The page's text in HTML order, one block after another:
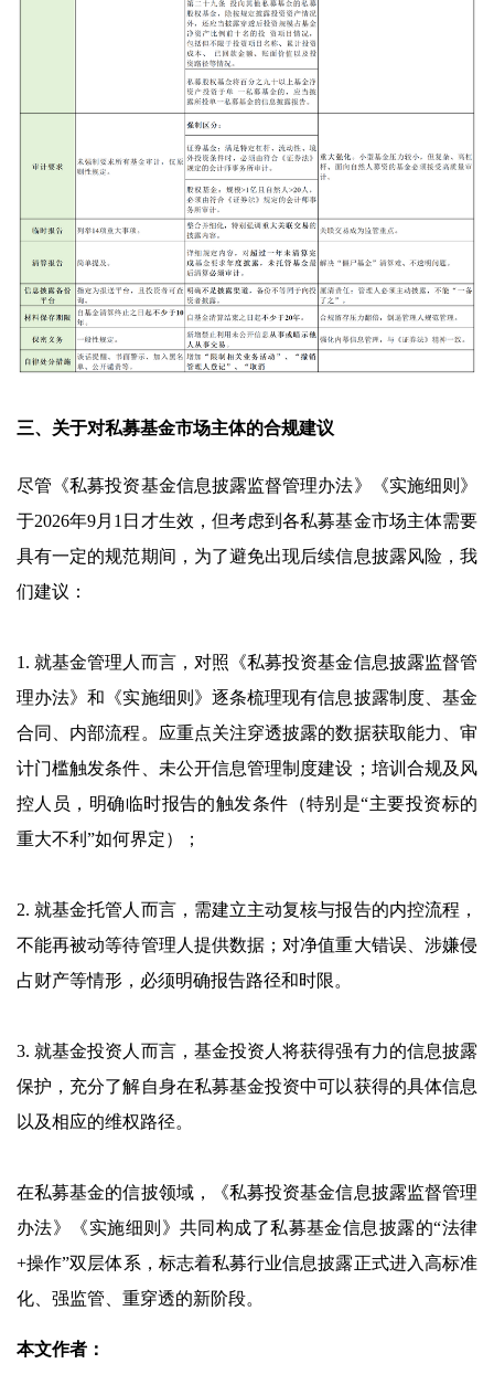
三、关于对私募基金市场主体的合规建议
尽管《私募投资基金信息披露监督管理办法》《实施细则》
于2026年9月1日才生效，但考虑到各私募基金市场主体需要
具有一定的规范期间，为了避免出现后续信息披露风险，我
们建议：
1. 就基金管理人而言，对照《私募投资基金信息披露监督管
理办法》和《实施细则》逐条梳理现有信息披露制度、基金
合同、内部流程。应重点关注穿透披露的数据获取能力、审
计门槛触发条件、未公开信息管理制度建设；培训合规及风
控人员，明确临时报告的触发条件（特别是“主要投资标的
重大不利”如何界定）；
2. 就基金托管人而言，需建立主动复核与报告的内控流程，
不能再被动等待管理人提供数据；对净值重大错误、涉嫌侵
占财产等情形，必须明确报告路径和时限。
3. 就基金投资人而言，基金投资人将获得强有力的信息披露
保护，充分了解自身在私募基金投资中可以获得的具体信息
以及相应的维权路径。
在私募基金的信披领域，《私募投资基金信息披露监督管理
办法》《实施细则》共同构成了私募基金信息披露的“法律
+操作”双层体系，标志着私募行业信息披露正式进入高标准
化、强监管、重穿透的新阶段。
本文作者：